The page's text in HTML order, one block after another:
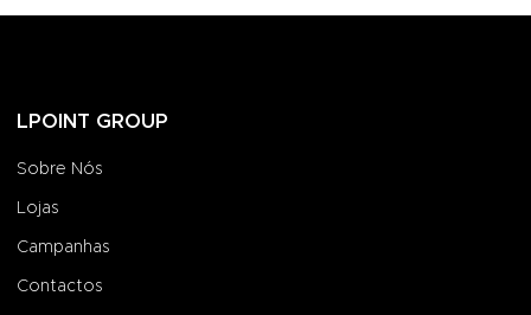
LPOINT GROUP
Sobre Nós
Lojas
Campanhas
Contactos